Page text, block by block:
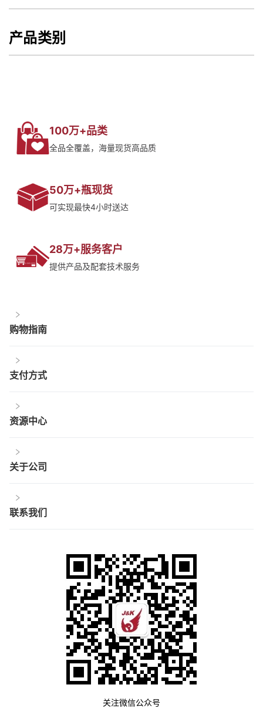
产品类别
100万+品类
全品全覆盖，海量现货高品质
50万+瓶现货
可实现最快4小时送达
28万+服务客户
提供产品及配套技术服务
购物指南
支付方式
资源中心
关于公司
联系我们
关注微信公众号